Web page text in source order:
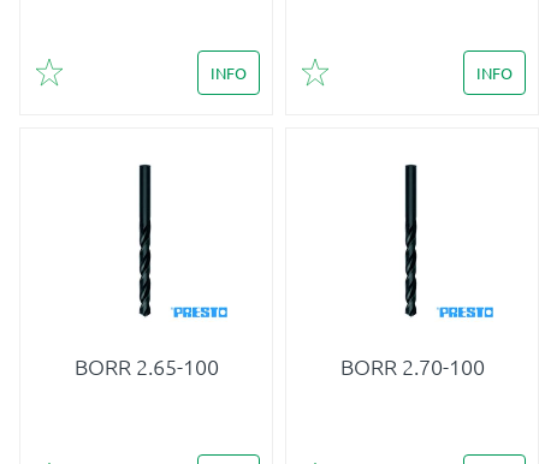
Lägg till i favoriter
INFO
Lägg till i favoriter
INFO
BORR 2.65-100 BORR 2.70-100